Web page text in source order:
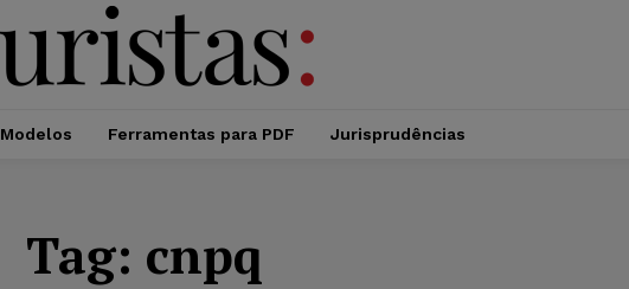
Modelos Ferramentas para PDF Jurisprudências
Tag: cnpq